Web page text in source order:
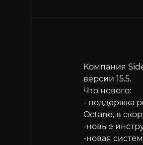
Компания
версии 15.5.
Что нового:
- поддержка
Octane, в
-новые
-новая